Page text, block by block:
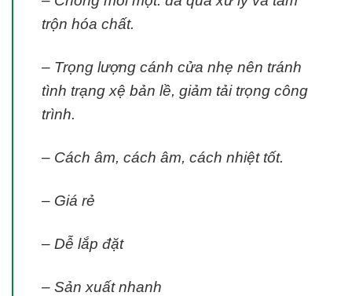
trộn hóa chất.
– Trọng lượng cánh cửa nhẹ nên tránh
tình trạng xệ bản lề, giảm tải trọng công
trình.
– Cách âm, cách âm, cách nhiệt tốt.
– Giá rẻ
– Dễ lắp đặt
– Sản xuất nhanh